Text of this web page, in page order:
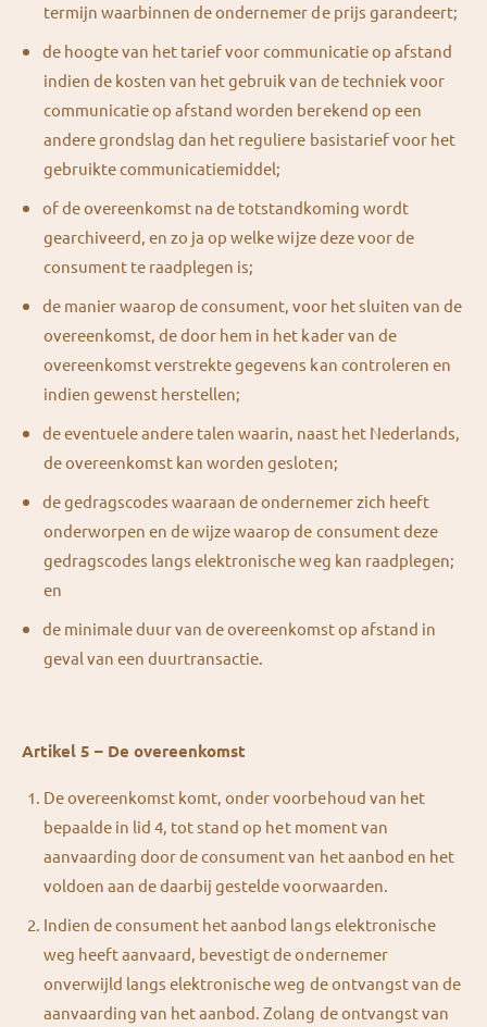
termijn waarbinnen de ondernemer de prijs garandeert;
de hoogte van het tarief voor communicatie op afstand
indien de kosten van het gebruik van de techniek voor
communicatie op afstand worden berekend op een
andere grondslag dan het reguliere basistarief voor het
gebruikte communicatiemiddel;
of de overeenkomst na de totstandkoming wordt
gearchiveerd, en zo ja op welke wijze deze voor de
consument te raadplegen is;
de manier waarop de consument, voor het sluiten van de
overeenkomst, de door hem in het kader van de
overeenkomst verstrekte gegevens kan controleren en
indien gewenst herstellen;
de eventuele andere talen waarin, naast het Nederlands,
de overeenkomst kan worden gesloten;
de gedragscodes waaraan de ondernemer zich heeft
onderworpen en de wijze waarop de consument deze
gedragscodes langs elektronische weg kan raadplegen;
en
de minimale duur van de overeenkomst op afstand in
geval van een duurtransactie.
Artikel 5 – De overeenkomst
De overeenkomst komt, onder voorbehoud van het
bepaalde in lid 4, tot stand op het moment van
aanvaarding door de consument van het aanbod en het
voldoen aan de daarbij gestelde voorwaarden.
Indien de consument het aanbod langs elektronische
weg heeft aanvaard, bevestigt de ondernemer
onverwijld langs elektronische weg de ontvangst van de
aanvaarding van het aanbod. Zolang de ontvangst van